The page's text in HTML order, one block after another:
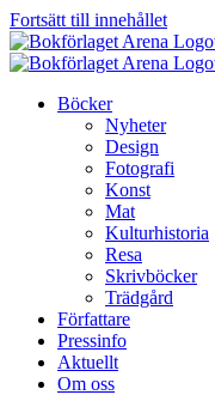
Fortsätt till innehållet
Böcker
Nyheter
Design
Fotografi
Konst
Mat
Kulturhistoria
Resa
Skrivböcker
Trädgård
Författare
Pressinfo
Aktuellt
Om oss